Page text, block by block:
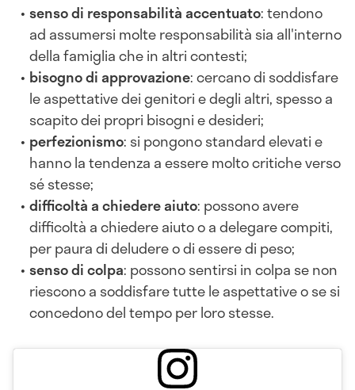
senso di responsabilità accentuato: tendono
ad assumersi molte responsabilità sia all'interno
della famiglia che in altri contesti;
bisogno di approvazione: cercano di soddisfare
le aspettative dei genitori e degli altri, spesso a
scapito dei propri bisogni e desideri;
perfezionismo: si pongono standard elevati e
hanno la tendenza a essere molto critiche verso
sé stesse;
difficoltà a chiedere aiuto: possono avere
difficoltà a chiedere aiuto o a delegare compiti,
per paura di deludere o di essere di peso;
senso di colpa: possono sentirsi in colpa se non
riescono a soddisfare tutte le aspettative o se si
concedono del tempo per loro stesse.